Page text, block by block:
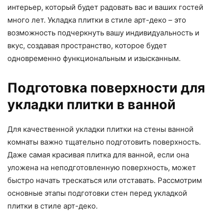
интерьер, который будет радовать вас и ваших гостей
много лет. Укладка плитки в стиле арт-деко – это
возможность подчеркнуть вашу индивидуальность и
вкус, создавая пространство, которое будет
одновременно функциональным и изысканным.
Подготовка поверхности для
укладки плитки в ванной
Для качественной укладки плитки на стены ванной
комнаты важно тщательно подготовить поверхность.
Даже самая красивая плитка для ванной, если она
уложена на неподготовленную поверхность, может
быстро начать трескаться или отставать. Рассмотрим
основные этапы подготовки стен перед укладкой
плитки в стиле арт-деко.